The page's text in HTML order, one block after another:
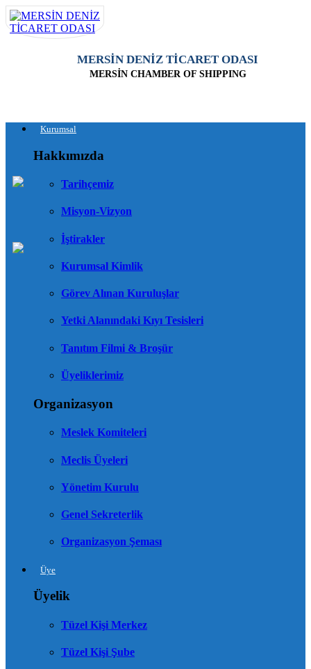
MERSİN DENİZ TİCARET ODASI
MERSİN CHAMBER OF SHIPPING
Kurumsal
Hakkımızda
Tarihçemiz
Misyon-Vizyon
İştirakler
Kurumsal Kimlik
Görev Alınan Kuruluşlar
Yetki Alanındaki Kıyı Tesisleri
Tanıtım Filmi & Broşür
Üyeliklerimiz
Organizasyon
Meslek Komiteleri
Meclis Üyeleri
Yönetim Kurulu
Genel Sekreterlik
Organizasyon Şeması
Üye
Üyelik
Tüzel Kişi Merkez
Tüzel Kişi Şube